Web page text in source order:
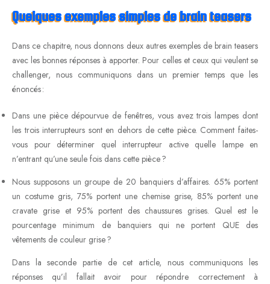
Quelques exemples simples de brain teasers
Dans ce chapitre, nous donnons deux autres exemples de brain teasers
avec les bonnes réponses à apporter. Pour celles et ceux qui veulent se
challenger, nous communiquons dans un premier temps que les
énoncés :
Dans une pièce dépourvue de fenêtres, vous avez trois lampes dont
les trois interrupteurs sont en dehors de cette pièce. Comment faites-
vous pour déterminer quel interrupteur active quelle lampe en
n’entrant qu’une seule fois dans cette pièce ?
Nous supposons un groupe de 20 banquiers d’affaires. 65% portent
un costume gris, 75% portent une chemise grise, 85% portent une
cravate grise et 95% portent des chaussures grises. Quel est le
pourcentage minimum de banquiers qui ne portent QUE des
vêtements de couleur grise ?
Dans la seconde partie de cet article, nous communiquons les
réponses qu’il fallait avoir pour répondre correctement à